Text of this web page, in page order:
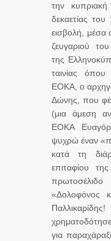
την
δεκαετίας του
εισβολή, μέσα
ζευγαριού
της
ταινίας
ΕΟΚΑ, ο
Δώνης, που
(μια άμεση
ΕΟΚΑ
ψυχρώ έναν
κατά τη
επιταφίου
«Δολοφόνος
για